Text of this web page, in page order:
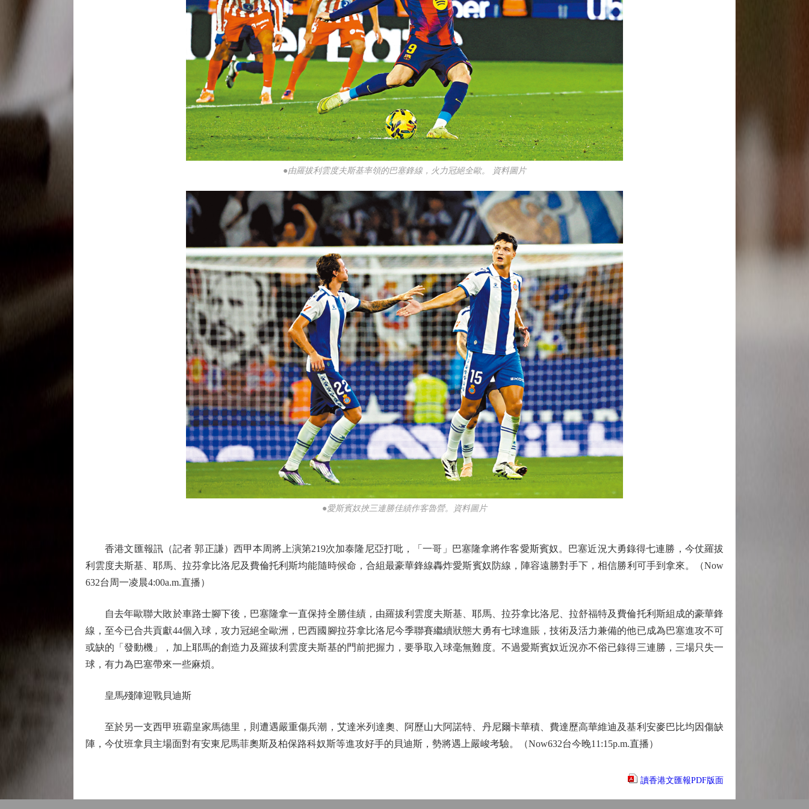
●由羅拔利雲度夫斯基率領的巴塞鋒線，火力冠絕全歐。 資料圖片
●愛斯賓奴挾三連勝佳績作客魯營。資料圖片
香港文匯報訊（記者 郭正謙）西甲本周將上演第219次加泰隆尼亞打吡，「一哥」巴塞隆拿將作客愛斯賓奴。巴塞近況大勇錄得七連勝，今仗羅拔
利雲度夫斯基、耶馬、拉芬拿比洛尼及費倫托利斯均能隨時候命，合組最豪華鋒線轟炸愛斯賓奴防線，陣容遠勝對手下，相信勝利可手到拿來。（Now
632台周一凌晨4:00a.m.直播）
自去年歐聯大敗於車路士腳下後，巴塞隆拿一直保持全勝佳績，由羅拔利雲度夫斯基、耶馬、拉芬拿比洛尼、拉舒福特及費倫托利斯組成的豪華鋒
線，至今已合共貢獻44個入球，攻力冠絕全歐洲，巴西國腳拉芬拿比洛尼今季聯賽繼續狀態大勇有七球進賬，技術及活力兼備的他已成為巴塞進攻不可
或缺的「發動機」，加上耶馬的創造力及羅拔利雲度夫斯基的門前把握力，要爭取入球毫無難度。不過愛斯賓奴近況亦不俗已錄得三連勝，三場只失一
球，有力為巴塞帶來一些麻煩。
皇馬殘陣迎戰貝迪斯
至於另一支西甲班霸皇家馬德里，則遭遇嚴重傷兵潮，艾達米列達奧、阿歷山大阿諾特、丹尼爾卡華積、費達歷高華維迪及基利安麥巴比均因傷缺
陣，今仗班拿貝主場面對有安東尼馬菲奧斯及柏保路科奴斯等進攻好手的貝迪斯，勢將遇上嚴峻考驗。（Now632台今晚11:15p.m.直播）
讀香港文匯報PDF版面